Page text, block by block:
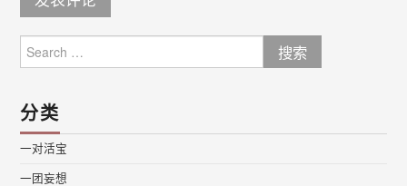
for:
分类
一对活宝
一团妄想